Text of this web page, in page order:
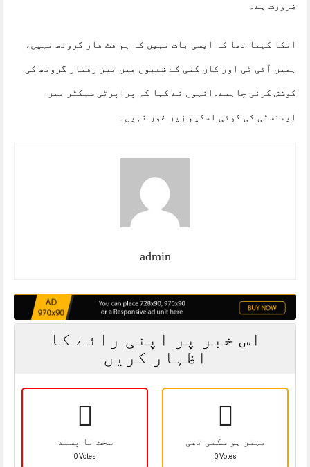
ضرورت ہے۔
انکا کہنا تھا کہ ایسی بات نہیں کہ ہم فٹ فار گروتھ نہیں،
ہمیں آئی ٹی اور کان کنی کے شعبوں میں تیز رفتار گروتھ کی
کوشش کرنی چاہیے۔انہوں نے کہا کہ پراپرٹی سیکٹر میں
ایمنسٹی کی کوئی اسکیم زیر غور نہیں۔
admin
اس خبر پر اپنی رائے کا
اظہار کریں
سخت نا پسند
0 Votes
بہتر ہو سکتی تھی
0 Votes